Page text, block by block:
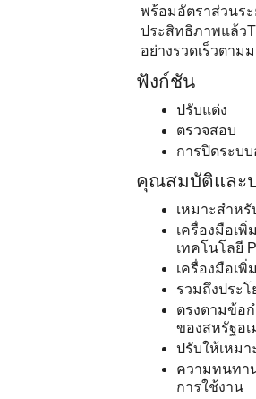
พร้อมอัตราส่วนร
ประสิทธิภาพแล้ว
อย่างรวดเร็วตาม
ฟังก์ชัน
ปรับแต่ง
ตรวจสอบ
การปิดระบบ
คุณสมบัติและ
เหมาะสำห
เครื่องมือเ
เทคโนโลยี
เครื่องมือเ
รวมถึงประ
ตรงตามข้อ
ของสหรัฐอเ
ปรับให้เหม
ความทนทา
การใช้งาน